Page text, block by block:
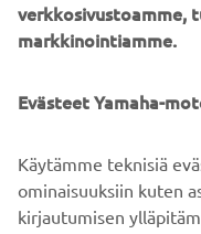
Pyrimme aina
turvassa. Luvattoman
asianmukaisia teknisiä
henkilötietoja.
yhteyksien ja
käyttöoikeuksien
verkkosivustoamme,
markkinointiamme.
Evästeet Yamaha-
Käytämme teknisiä
ominaisuuksiin kuten
kirjautumisen